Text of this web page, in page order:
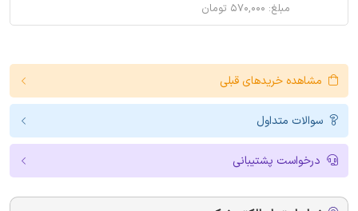
مبلغ: ۵۷۰,۰۰۰ تومان
مشاهده خریدهای قبلی
سوالات متداول
درخواست پشتیبانی